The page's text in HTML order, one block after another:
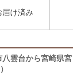
届け済み
八雲台から宮崎県宮